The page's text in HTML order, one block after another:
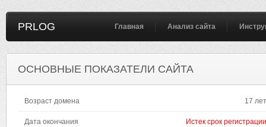
PRLOG Главная Анализ сайта
ОСНОВНЫЕ ПОКАЗАТЕЛИ САЙТА
Возраст домена 17 лет
Дата окончания Истек срок регистрации